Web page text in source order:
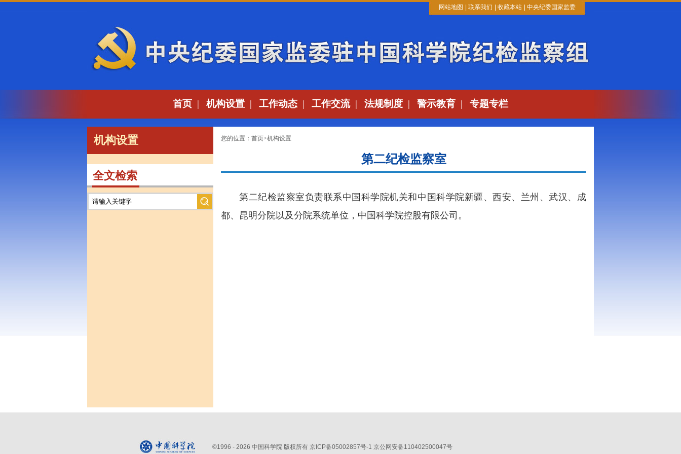
网站地图 联系我们 收藏本站 中央纪委国家监委
首页 | 机构设置 | 工作动态 | 工作交流| 法规制度 | 警示教育 | 专题专栏
机构设置
全文检索
您的位置： 首页>机构设置
第二纪检监察室
第二纪检监察室负责联系中国科学院机关和中国科学院新疆、西安、兰州、武汉、成
都、昆明分院以及分院系统单位，中国科学院控股有限公司。
©1996 - 2026 中国科学院 版权所有 京ICP备05002857号-1 京公网安备110402500047号